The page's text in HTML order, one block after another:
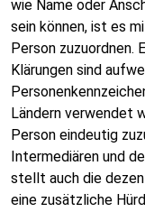
wie Name oder
sein können, ist es
Person zuzuordnen.
Klärungen sind
Ländern verwendet
Person eindeutig
Intermediären und
stellt auch die
eine zusätzliche